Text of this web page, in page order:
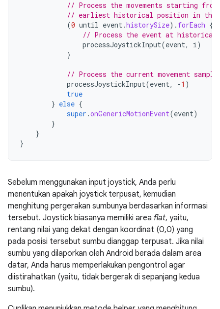
// Process the movements starting
// earliest historical position in the
(0 until event.historySize). forEach {
// Process the event at
processJoystickInput(event, i)
}
// Process the current movement
processJoystickInput(event, -1 )
true
} else {
super .onGenericMotionEvent(event)
}
}
}
Sebelum menggunakan input joystick, Anda perlu
menentukan apakah joystick terpusat, kemudian
menghitung pergerakan sumbunya berdasarkan informasi
tersebut. Joystick biasanya memiliki area flat, yaitu,
rentang nilai yang dekat dengan koordinat (0,0) yang
pada posisi tersebut sumbu dianggap terpusat. Jika nilai
sumbu yang dilaporkan oleh Android berada dalam area
datar, Anda harus memperlakukan pengontrol agar
diistirahatkan (yaitu, tidak bergerak di sepanjang kedua
sumbu).